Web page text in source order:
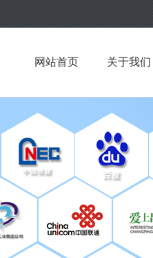
网站首页 关于我们